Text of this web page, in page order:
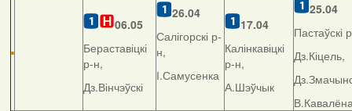
06.05
Бераставіцкі
р-н,
Дз.Вінчэўскі
26.04
Салігорскі р-
н,
І.Самусенка
17.04
Калінкавіцкі
р-н,
А.Шэўчык
25.04
Пастаўскі
Дз.Кіцель,